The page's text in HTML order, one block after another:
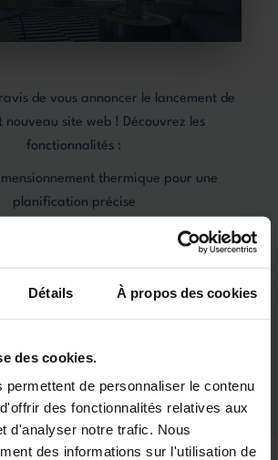
Détails À propos des cookies
des cookies.
permettent de personnaliser le contenu
des fonctionnalités relatives aux
d'analyser notre trafic. Nous
des informations sur l'utilisation de
de vous annoncer le lancement de
nouveau site web ! Découvrez les
fonctionnalités :
thermique pour une
planification précise
immersive des produits en vues 3D
pour une facilité de transaction
et conseils pratiques sur nos
produits.
notre plateforme pour une